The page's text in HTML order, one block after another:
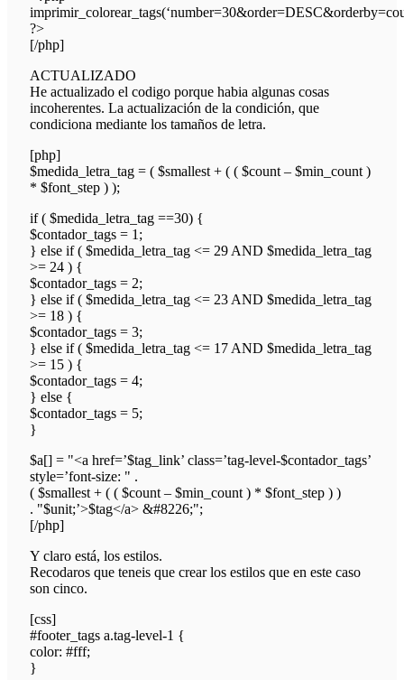
?>
[/php]
ACTUALIZADO
He actualizado el codigo porque habia algunas cosas
incoherentes. La actualización de la condición, que
condiciona mediante los tamaños de letra.
[php]
$medida_letra_tag = ( $smallest + ( ( $count – $min_count )
* $font_step ) );
if ( $medida_letra_tag ==30) {
$contador_tags = 1;
} else if ( $medida_letra_tag <= 29 AND $medida_letra_tag
>= 24 ) {
$contador_tags = 2;
} else if ( $medida_letra_tag <= 23 AND $medida_letra_tag
>= 18 ) {
$contador_tags = 3;
} else if ( $medida_letra_tag <= 17 AND $medida_letra_tag
>= 15 ) {
$contador_tags = 4;
} else {
$contador_tags = 5;
}
$a[] = "<a href=’$tag_link’ class=’tag-level-$contador_tags’
style=’font-size: " .
( $smallest + ( ( $count – $min_count ) * $font_step ) )
. "$unit;’>$tag</a> &#8226;";
[/php]
Y claro está, los estilos.
Recodaros que teneis que crear los estilos que en este caso
son cinco.
[css]
#footer_tags a.tag-level-1 {
color: #fff;
}